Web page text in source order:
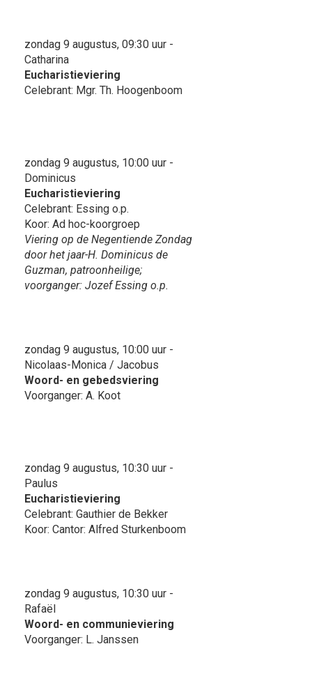
zondag 9 augustus, 09:30 uur -
Catharina
Eucharistieviering
Celebrant: Mgr. Th. Hoogenboom
zondag 9 augustus, 10:00 uur -
Dominicus
Eucharistieviering
Celebrant: Essing o.p.
Koor: Ad hoc-koorgroep
Viering op de Negentiende Zondag
door het jaar-H. Dominicus de
Guzman, patroonheilige;
voorganger: Jozef Essing o.p.
zondag 9 augustus, 10:00 uur -
Nicolaas-Monica / Jacobus
Woord- en gebedsviering
Voorganger: A. Koot
zondag 9 augustus, 10:30 uur -
Paulus
Eucharistieviering
Celebrant: Gauthier de Bekker
Koor: Cantor: Alfred Sturkenboom
zondag 9 augustus, 10:30 uur -
Rafaël
Woord- en communieviering
Voorganger: L. Janssen